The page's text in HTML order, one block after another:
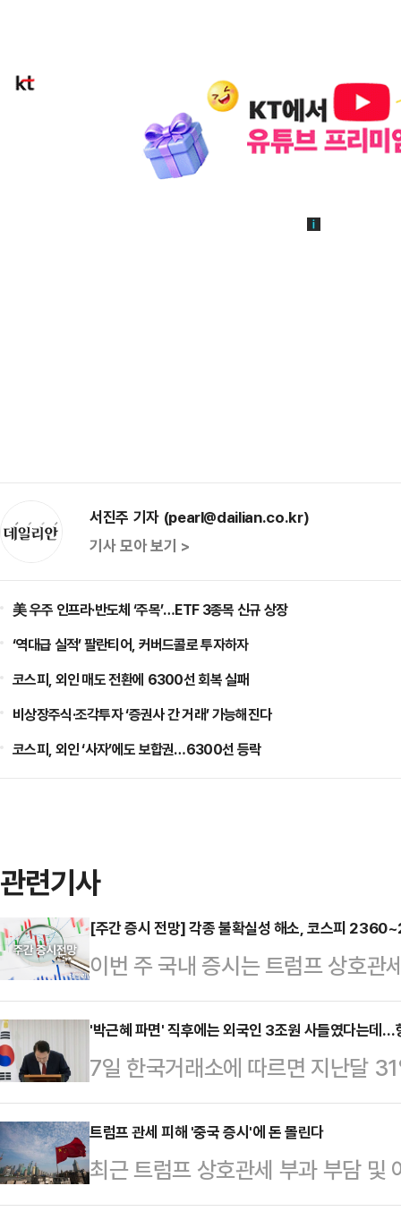
서진주 기자 (pearl@dailian.co.kr)
기사 모아 보기 >
美 우주 인프라·반도체 ‘주목’…ETF 3종목 신규 상장
‘역대급 실적’ 팔란티어, 커버드콜로 투자하자
코스피, 외인 매도 전환에 6300선 회복 실패
비상장주식·조각투자 ‘증권사 간 거래’ 가능해진다
코스피, 외인 ‘사자’에도 보합권…6300선 등락
관련기사
[주간 증시 전망] 각종 불확실성 해소, 코스피
이번 주 국내 증시는 트럼프 상호관
등으로 반등을 노릴 것으로 보인다.
열 전 대통령 파면 이후 국내 정치
주 코스피지수 밴드로
면 지난 4일 코스피 지수는 전 거
2465.42에 거래를 마쳤다.지난주
2532.15~2436.43포인트 사이에
께 트럼프 행정부의 …
'박근혜 파면' 직후에는 외국인 3조원 사들였다는데…
7일 한국거래소에 따르면 지난달
스피)과 코스닥시장을 합쳐 VI(변
전체 거래 가능한 종목(2천660개)
가격안정화 조치로 일시적으로 주
해 냉각 기회를 부여한다.우리 증시
트럼프 관세 피해 '중국 증시'에 돈 몰린다
최근 트럼프 상호관세 부과 부담 및
시가 기술주를 중심으로 상승하며